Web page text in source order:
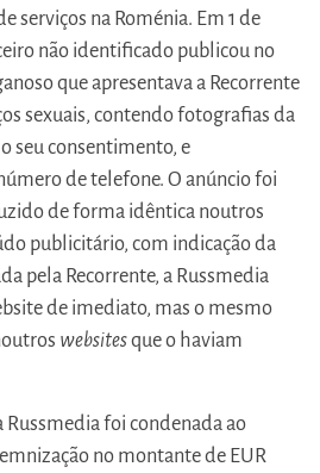
serviços na Roménia. Em 1 de
não identificado publicou no
que apresentava a Recorrente
sexuais, contendo fotografias da
seu consentimento, e
de telefone. O anúncio foi
de forma idêntica noutros
publicitário, com indicação da
pela Recorrente, a Russmedia
de imediato, mas o mesmo
websitesque o haviam
Russmedia foi condenada ao
no montante de EUR